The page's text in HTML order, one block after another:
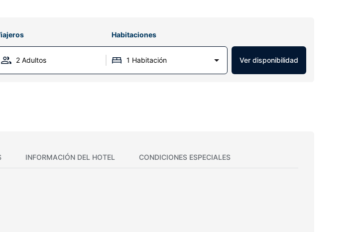
Habitaciones
2 Adultos 1 Habitación Ver disponibilidad
INFORMACIÓN DEL HOTEL CONDICIONES ESPECIALES